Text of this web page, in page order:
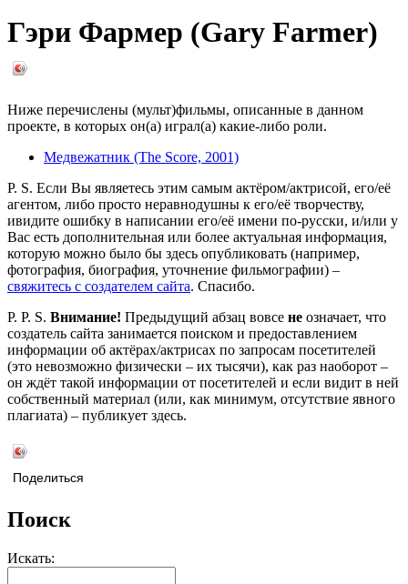
Гэри Фармер (Gary Farmer)
Ниже перечислены (мульт)фильмы, описанные в данном
проекте, в которых он(а) играл(а) какие-либо роли.
Медвежатник (The Score, 2001)
P. S. Если Вы являетесь этим самым актёром/актрисой, его/её
агентом, либо просто неравнодушны к его/её творчеству,
ивидите ошибку в написании его/её имени по-русски, и/или у
Вас есть дополнительная или более актуальная информация,
которую можно было бы здесь опубликовать (например,
фотография, биография, уточнение фильмографии) –
свяжитесь с создателем сайта. Спасибо.
P. P. S. Внимание! Предыдущий абзац вовсе не означает, что
создатель сайта занимается поиском и предоставлением
информации об актёрах/актрисах по запросам посетителей
(это невозможно физически – их тысячи), как раз наоборот –
он ждёт такой информации от посетителей и если видит в ней
собственный материал (или, как минимум, отсутствие явного
плагиата) – публикует здесь.
Поделиться
Поиск
Искать: